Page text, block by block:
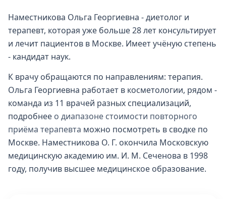
Наместникова Ольга Георгиевна - диетолог и
терапевт, которая уже больше 28 лет консультирует
и лечит пациентов в Москве. Имеет учёную степень
- кандидат наук.
К врачу обращаются по направлениям: терапия.
Ольга Георгиевна работает в косметологии, рядом -
команда из 11 врачей разных специализаций,
подробнее о диапазоне стоимости повторного
приёма терапевта можно посмотреть в сводке по
Москве. Наместникова О. Г. окончила Московскую
медицинскую академию им. И. М. Сеченова в 1998
году, получив высшее медицинское образование.